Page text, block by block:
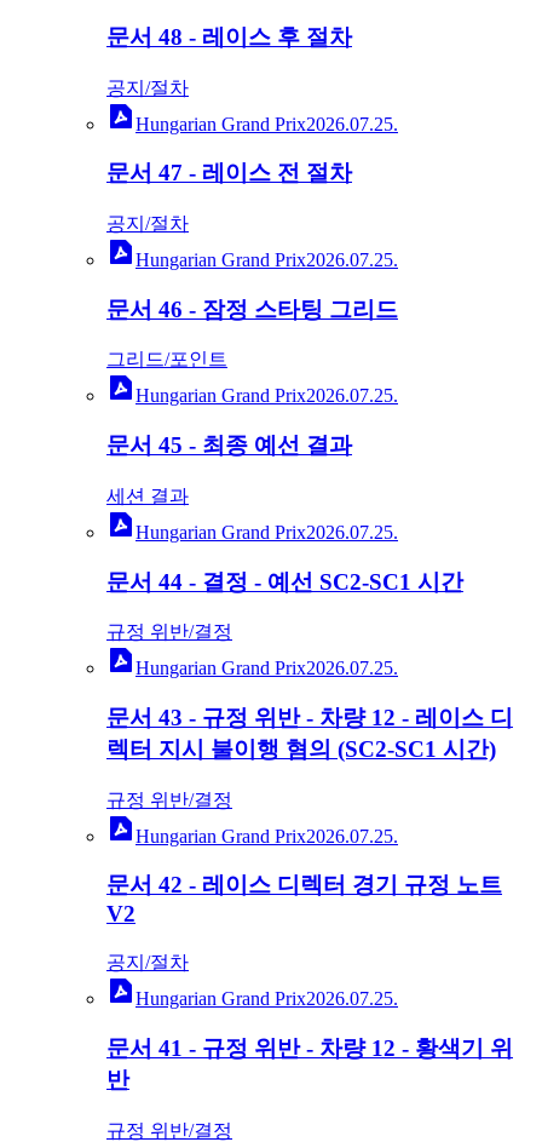
문서 48 - 레이스 후 절차
공지/절차
Hungarian Grand Prix2026.07.25.
문서 47 - 레이스 전 절차
공지/절차
Hungarian Grand Prix2026.07.25.
문서 46 - 잠정 스타팅 그리드
그리드/포인트
Hungarian Grand Prix2026.07.25.
문서 45 - 최종 예선 결과
세션 결과
Hungarian Grand Prix2026.07.25.
문서 44 - 결정 - 예선 SC2-SC1 시간
규정 위반/결정
Hungarian Grand Prix2026.07.25.
문서 43 - 규정 위반 - 차량 12 - 레이스 디
렉터 지시 불이행 혐의 (SC2-SC1 시간)
규정 위반/결정
Hungarian Grand Prix2026.07.25.
문서 42 - 레이스 디렉터 경기 규정 노트
V2
공지/절차
Hungarian Grand Prix2026.07.25.
문서 41 - 규정 위반 - 차량 12 - 황색기 위
반
규정 위반/결정